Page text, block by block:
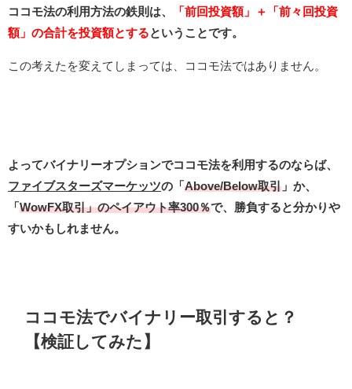
ココモ法の利用方法の鉄則は、
「前回投資額」＋「前々回投資
額」の合計を投資額とする ということです。
この考えたを変えてしまっては、ココモ法ではありません。
よってバイナリーオプションでココモ法を利用するのならば、
ファイブスターズマーケッツの「Above/Below取引 」か、
「WowFX取引」のペイアウト率300％で、勝負すると分かりや
すいかもしれません。
ココモ法でバイナリー取引すると？
【検証してみた】